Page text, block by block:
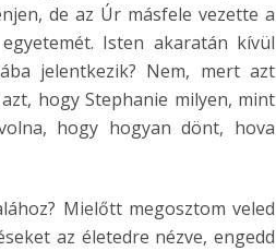
de az Úr másfele vezette a
Isten akaratán kívül
jelentkezik? Nem, mert azt
hogy Stephanie milyen, mint
hogy hogyan dönt, hova
Mielőtt megosztom veled
az életedre nézve, engedd